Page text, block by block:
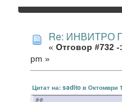
Re: ИНВИТРО
« Отговор #732 -:
pm »
Цитат на: sadito в Октомври